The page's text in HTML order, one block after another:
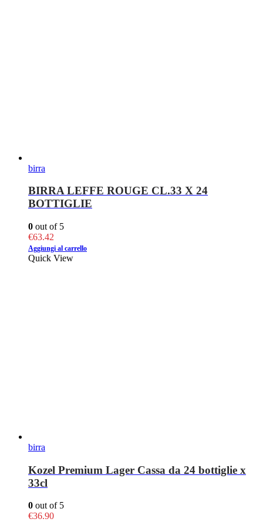
birra
BIRRA LEFFE ROUGE CL.33 X 24
BOTTIGLIE
0 out of 5
€63.42
Aggiungi al carrello
Quick View
birra
Kozel Premium Lager Cassa da 24 bottiglie x
33cl
0 out of 5
€36.90